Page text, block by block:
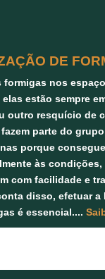
DE
formigas nos
estão sempre
outro resquício de
parte do
porque
às condições,
com facilidade e
disso, efetuar a
é essencial....